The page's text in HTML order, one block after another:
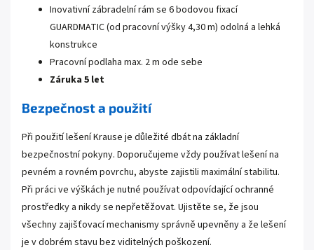
Inovativní zábradelní rám se 6 bodovou fixací
GUARDMATIC (od pracovní výšky 4,30 m) odolná a lehká
konstrukce
Pracovní podlaha max. 2 m ode sebe
Záruka 5 let
Bezpečnost a použití
Při použití lešení Krause je důležité dbát na základní
bezpečnostní pokyny. Doporučujeme vždy používat lešení na
pevném a rovném povrchu, abyste zajistili maximální stabilitu.
Při práci ve výškách je nutné používat odpovídající ochranné
prostředky a nikdy se nepřetěžovat. Ujistěte se, že jsou
všechny zajišťovací mechanismy správně upevněny a že lešení
je v dobrém stavu bez viditelných poškození.